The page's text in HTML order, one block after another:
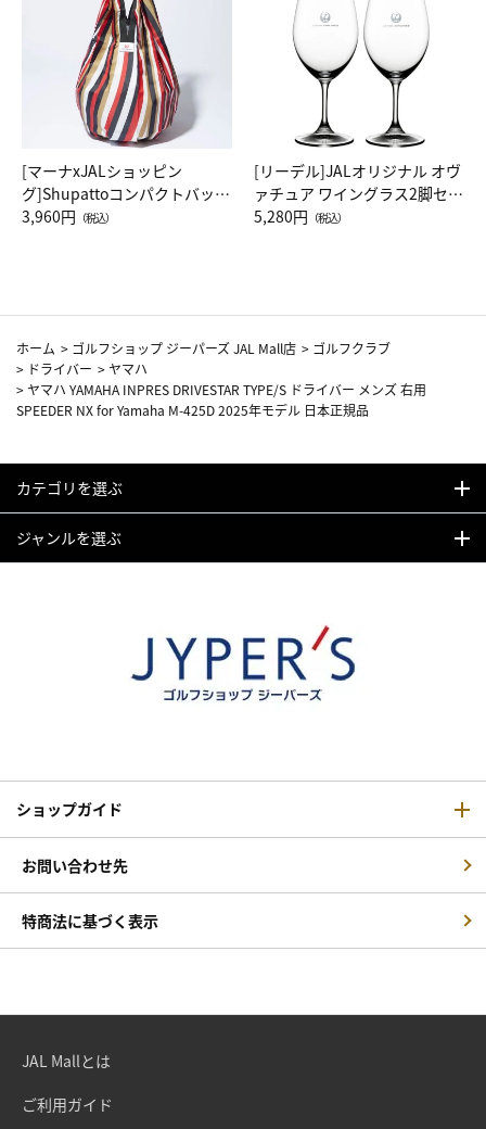
[マーナxJALショッピン
グ]Shupattoコンパクトバッグ
Drop JAL客室乗務員（LC）ス
3,960円 （税込）
[リーデル]JALオリジナル オヴ
ァチュア ワイングラス2脚セッ
ト（レッドワイン）
5,280円 （税込）
ホーム > ゴルフショップ ジーパーズ JAL Mall店 > ゴルフクラブ
> ドライバー >ヤマハ
>ヤマハ YAMAHA INPRES DRIVESTAR TYPE/S ドライバー メンズ 右用
SPEEDER NX for Yamaha M-425D 2025年モデル 日本正規品
カテゴリを選ぶ
ジャンルを選ぶ
ショップガイド
お問い合わせ先
特商法に基づく表示
JAL Mallとは
ご利用ガイド